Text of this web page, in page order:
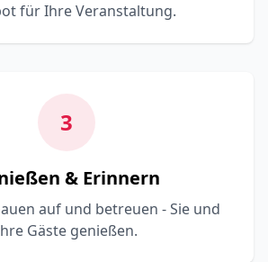
für Ihre Veranstaltung.
3
& Erinnern
auf und betreuen - Sie und
Gäste genießen.